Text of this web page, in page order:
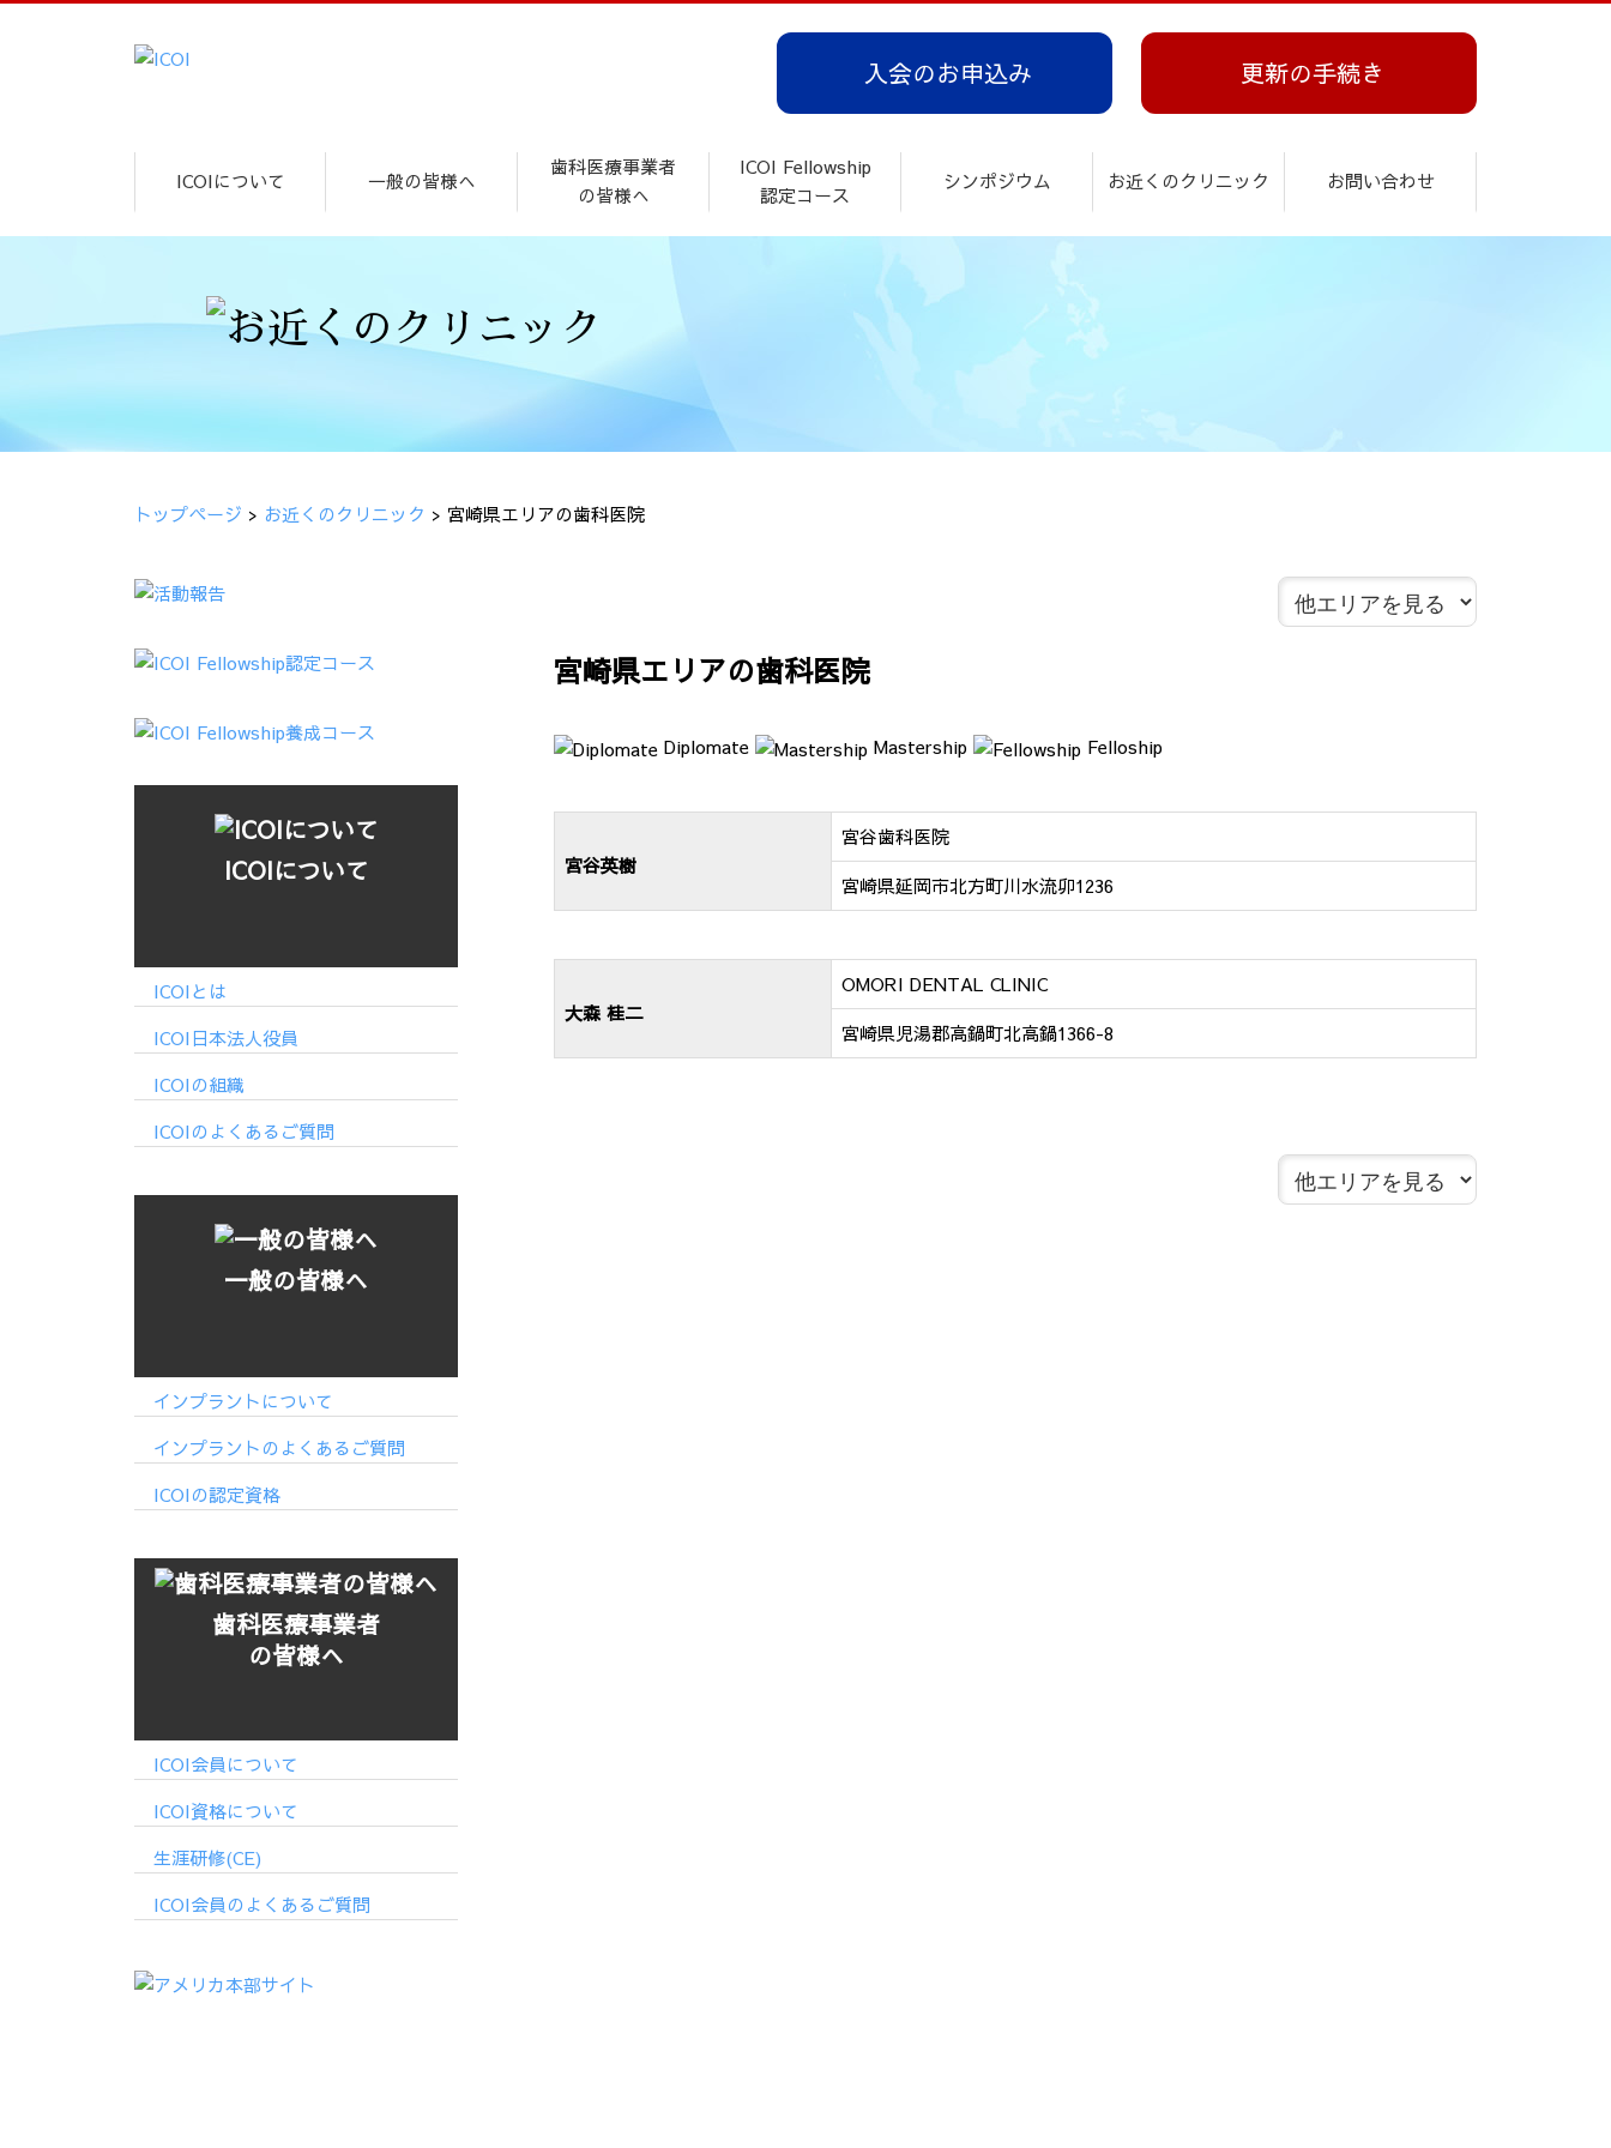
入会のお申込み 更新の手続き
ICOIについて 一般の皆様へ
歯科医療事業者
の皆様へ
ICOI Fellowship
認定コース
シンポジウム お近くのクリニック お問い合わせ
トップページ > お近くのクリニック > 宮崎県エリアの歯科医院
宮崎県エリアの歯科医院
Diplomate Mastership Felloship
宮谷英樹
宮谷歯科医院
宮崎県延岡市北方町川水流卯1236
大森 桂二
OMORI DENTAL CLINIC
宮崎県児湯郡高鍋町北高鍋1366-8
ICOIについて
ICOIとは
ICOI日本法人役員
ICOIの組織
ICOIのよくあるご質問
一般の皆様へ
インプラントについて
インプラントのよくあるご質問
ICOIの認定資格
歯科医療事業者
の皆様へ
ICOI会員について
ICOI資格について
生涯研修(CE)
ICOI会員のよくあるご質問